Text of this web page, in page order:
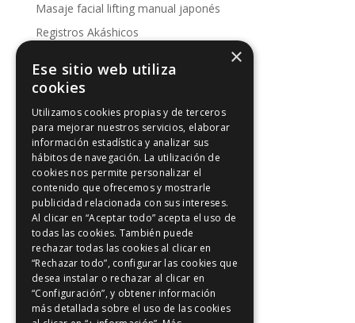
Masaje facial lifting manual japonés
Registros Akáshicos
Kinesología
Artículos de interés
Artículos de interés
Intuición y Reiki
Los 5 principios Reiki
Meditación y Reiki
Positividad
Reiki en Madrid
Riu-Ji
Sanación con Reiki
×
Ese sitio web utiliza
cookies
Utilizamos cookies propias y de terceros
para mejorar nuestros servicios, elaborar
información estadística y analizar sus
hábitos de navegación. La utilización de
cookies nos permite personalizar el
contenido que ofrecemos y mostrarle
publicidad relacionada con sus intereses.
Al clicar en “Aceptar todo” acepta el uso de
todas las cookies. También puede
rechazar todas las cookies al clicar en
“Rechazar todo”, configurar las cookies que
desea instalar o rechazar al clicar en
“Configuración”, y obtener información
más detallada sobre el uso de las cookies